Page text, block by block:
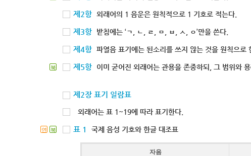
제2항 외래어의 1 음운은 원칙적으로 1 기호로 적는다.
제3항 받침에는 ‘ㄱ, ㄴ, ㄹ, ㅁ, ㅂ, ㅅ, ㅇ’만을 쓴다.
제4항 파열음 표기에는 된소리를 쓰지 않는 것을 원칙으로
북 제5항 이미 굳어진 외래어는 관용을 존중하되, 그 범위와
제2장 표기 일람표
외래어는 표 1~19에 따라 표기한다.
연 북 표 1 국제 음성 기호와 한글 대조표
자음